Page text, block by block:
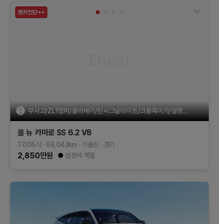
무사고/ZL1범퍼/볼라배기/턴시그널라이트/크롬죽이기/설명글참조
올 뉴 카마로 SS 6.2 V8
17/05식 66,042km 가솔린 경기
2,850만원 검정색 계열